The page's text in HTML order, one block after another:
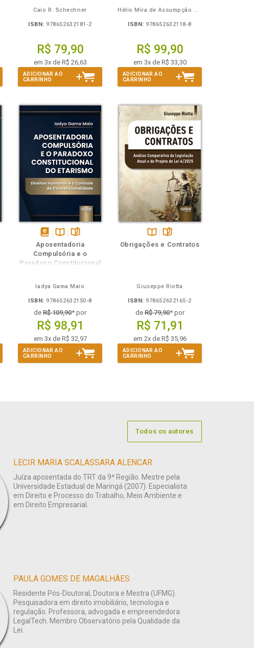
Caio R. Schechner
ISBN: 978652632181-2
R$ 79,90
em 3x de R$ 26,63
ADICIONAR AO
CARRINHO
Hélio Mira de Assumpção Junior
ISBN: 978652632118-8
R$ 99,90
em 3x de R$ 33,30
ADICIONAR AO
CARRINHO
disponível
em
eBook
Disponível
na
B.V.
páginas
Aposentadoria
Compulsória e o
Paradoxo Constitucional
Iadya Gama Maio
ISBN: 978652632150-8
de R$ 109,90* por
R$ 98,91
em 3x de R$ 32,97
ADICIONAR AO
CARRINHO
Disponível
páginas
Obrigações e Contratos
Giuseppe Riotta
ISBN: 978652632165-2
deR$ 79,90* por
R$ 71,91
em 2x de R$ 35,96
ADICIONAR AO
CARRINHO
Todos os autores
LECIR MARIA SCALASSARA ALENCAR
Juíza aposentada do TRT da 9ª Região. Mestre pela
Universidade Estadual de Maringá (2007). Especialista
em Direito e Processo do Trabalho, Meio Ambiente e
em Direito Empresarial.
PAULA GOMES DE MAGALHÃES
Residente Pós-Doutoral, Doutora e Mestra (UFMG).
Pesquisadora em direito imobiliário, tecnologia e
regulação. Professora, advogada e empreendedora
LegalTech. Membro Observatório pela Qualidade da
Lei.